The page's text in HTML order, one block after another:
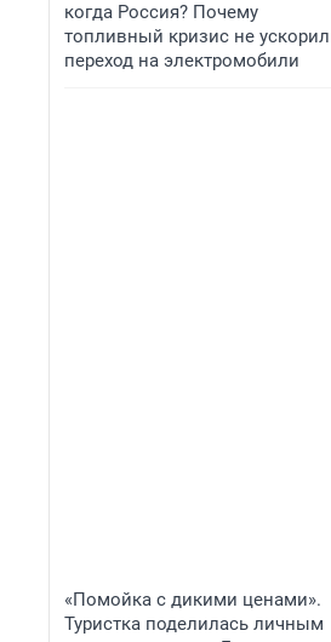
когда Россия? Почему
топливный кризис не ускорил
переход на электромобили
«Помойка с дикими ценами».
Туристка поделилась личным